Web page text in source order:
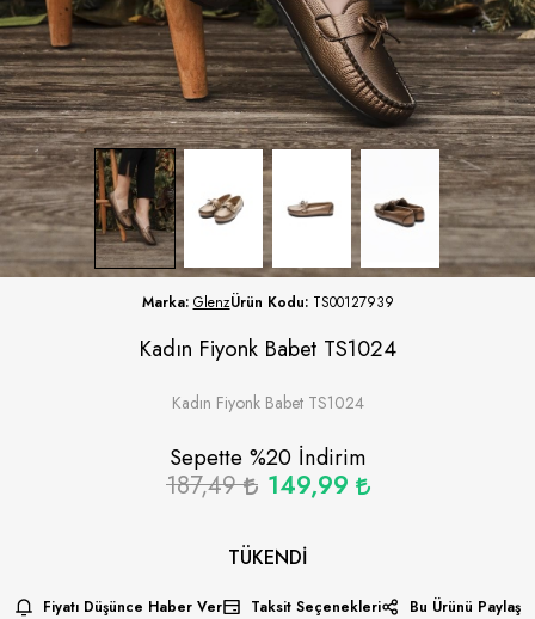
Marka: GlenzÜrün Kodu: TS00127939
Kadın Fiyonk Babet TS1024
Kadın Fiyonk Babet TS1024
Sepette %20İndirim
187,49 149,99
TÜKENDI
Fiyatı Düşünce Haber Ver Taksit Seçenekleri Bu Ürünü Paylaş